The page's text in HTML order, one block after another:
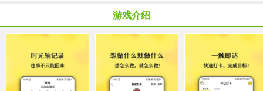
射击枪战
仙侠网游 棋牌游戏 音乐游戏
手游辅助 回合网游 国战网游
游戏介绍